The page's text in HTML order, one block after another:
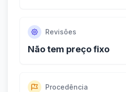
Revisões
Não tem preço fixo
Procedência